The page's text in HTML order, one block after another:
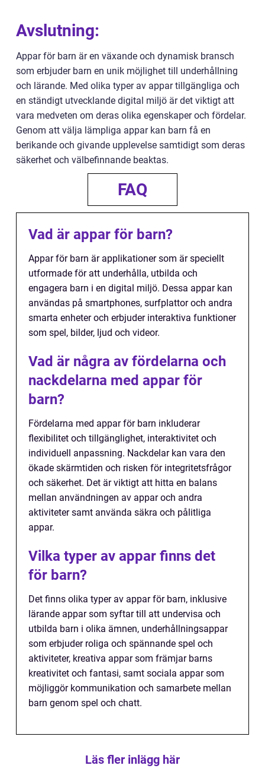
Avslutning:
Appar för barn är en växande och dynamisk bransch
som erbjuder barn en unik möjlighet till underhållning
och lärande. Med olika typer av appar tillgängliga och
en ständigt utvecklande digital miljö är det viktigt att
vara medveten om deras olika egenskaper och fördelar.
Genom att välja lämpliga appar kan barn få en
berikande och givande upplevelse samtidigt som deras
säkerhet och välbefinnande beaktas.
FAQ
Vad är appar för barn?
Appar för barn är applikationer som är speciellt
utformade för att underhålla, utbilda och
engagera barn i en digital miljö. Dessa appar kan
användas på smartphones, surfplattor och andra
smarta enheter och erbjuder interaktiva funktioner
som spel, bilder, ljud och videor.
Vad är några av fördelarna och
nackdelarna med appar för
barn?
Fördelarna med appar för barn inkluderar
flexibilitet och tillgänglighet, interaktivitet och
individuell anpassning. Nackdelar kan vara den
ökade skärmtiden och risken för integritetsfrågor
och säkerhet. Det är viktigt att hitta en balans
mellan användningen av appar och andra
aktiviteter samt använda säkra och pålitliga
appar.
Vilka typer av appar finns det
för barn?
Det finns olika typer av appar för barn, inklusive
lärande appar som syftar till att undervisa och
utbilda barn i olika ämnen, underhållningsappar
som erbjuder roliga och spännande spel och
aktiviteter, kreativa appar som främjar barns
kreativitet och fantasi, samt sociala appar som
möjliggör kommunikation och samarbete mellan
barn genom spel och chatt.
Läs fler inlägg här